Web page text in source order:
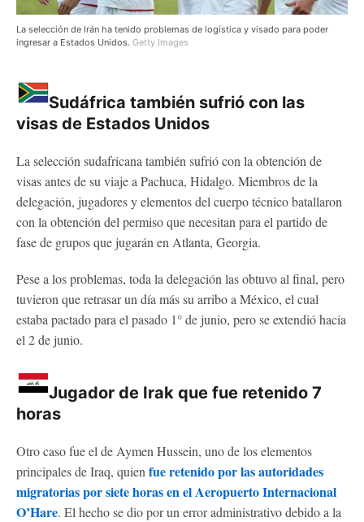
La selección de Irán ha tenido problemas de logística y visado para poder
ingresar a Estados Unidos. Getty Images
Sudáfrica también sufrió con las
visas de Estados Unidos
La selección sudafricana también sufrió con la obtención de
visas antes de su viaje a Pachuca, Hidalgo. Miembros de la
delegación, jugadores y elementos del cuerpo técnico batallaron
con la obtención del permiso que necesitan para el partido de
fase de grupos que jugarán en Atlanta, Georgia.
Pese a los problemas, toda la delegación las obtuvo al final, pero
tuvieron que retrasar un día más su arribo a México, el cual
estaba pactado para el pasado 1° de junio, pero se extendió hacia
el 2 de junio.
Jugador de Irak que fue retenido 7
horas
Otro caso fue el de Aymen Hussein, uno de los elementos
principales de Iraq, quien fue retenido por las autoridades
migratorias por siete horas en el Aeropuerto Internacional
O’Hare. El hecho se dio por un error administrativo debido a la